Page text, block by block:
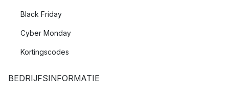
Black Friday
Cyber Monday
Kortingscodes
BEDRIJFSINFORMATIE